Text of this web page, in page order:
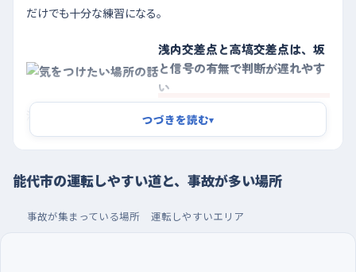
だけでも十分な練習になる。
浅内交差点と高塙交差点は、坂
と信号の有無で判断が遅れやす
い
浅内交差点は、北に青南商事の能代工場、南に山内自動車商会
がある交差点で、西へ向かってゆるやかに下っている。下り坂で
遅れやすい。手前から早めに足を移し、坂の下り始めで一度速度
入りする向きも読んでおきたい。
つづきを読む▾
能代市の運転しやすい道と、事故が多い場所
事故が集まっている場所 運転しやすいエリア